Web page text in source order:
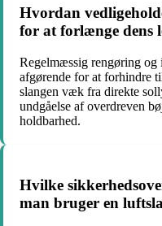
Hvordan
for at forlænge dens
Regelmæssig rengøring og
afgørende for at forhindre
slangen væk fra direkte
undgåelse af overdreven
holdbarhed.
Hvilke
man bruger en